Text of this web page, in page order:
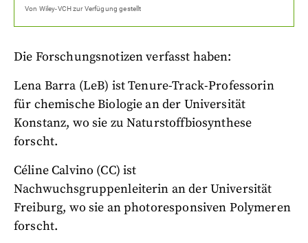
Von Wiley-VCHzur Verfügung gestellt
Die Forschungsnotizen verfasst haben:
Lena Barra (LeB) ist Tenure-Track-Professorin
für chemische Biologie an der Universität
Konstanz, wo sie zu Naturstoffbiosynthese
forscht.
Céline Calvino (CC) ist
Nachwuchsgruppenleiterin an der Universität
Freiburg, wo sie an photoresponsiven Polymeren
forscht.